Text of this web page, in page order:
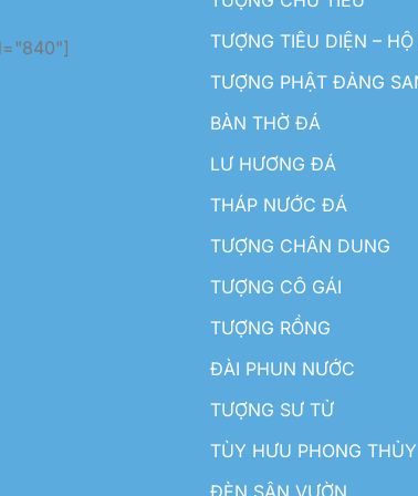
TƯỢNG TIÊU DIỆN – HỘ
TƯỢNG PHẬT ĐẢNG
BÀN THỜ ĐÁ
LƯ HƯƠNG ĐÁ
THÁP NƯỚC ĐÁ
TƯỢNG CHÂN DUNG
TƯỢNG CÔ GÁI
TƯỢNG RỒNG
ĐÀI PHUN NƯỚC
TƯỢNG SƯ TỬ
TÙY HƯU PHONG THỦY
ĐÈN SÂN VƯỜN